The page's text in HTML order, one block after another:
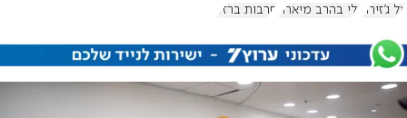
אל ג'זירה גלי בהרב מיארה חרבות ברזל